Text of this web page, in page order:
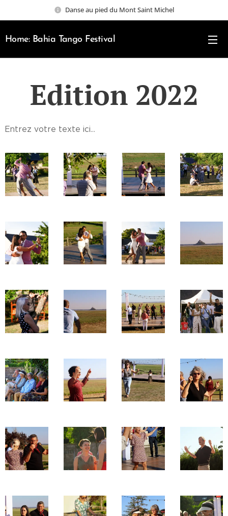
Danse au pied du Mont Saint Michel
Home: Bahia Tango Festival
Edition 2022
Entrez votre texte ici...